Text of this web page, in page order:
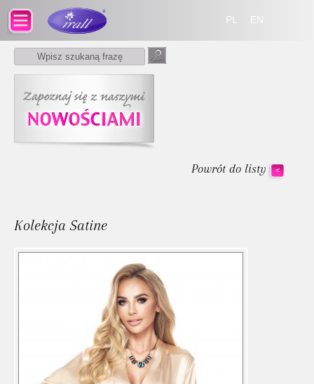
PL EN
Kolekcja Satine
Powrót do listy <